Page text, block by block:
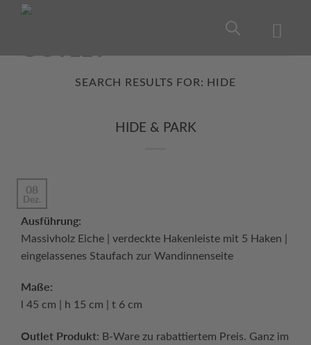
SEARCH RESULTS FOR: HIDE
HIDE & PARK
08
Dez.
Ausführung:
Massivholz Eiche | verdeckte Hakenleiste mit 5 Haken |
eingelassenes Staufach zur Wandinnenseite
Maße:
l 45 cm | h 15 cm | t 6 cm
Outlet Produkt: B-Ware zu rabattiertem Preis. Ganz im